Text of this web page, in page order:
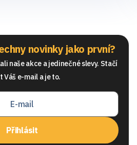
novinky jako první?
naše akce a jedinečné slevy. Stačí
Váš e-mail a je to.
Přihlásit